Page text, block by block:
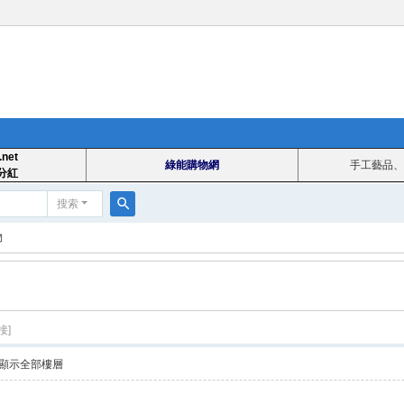
紅
綠能購物網 手工藝品
搜索
索
]
示全部樓層